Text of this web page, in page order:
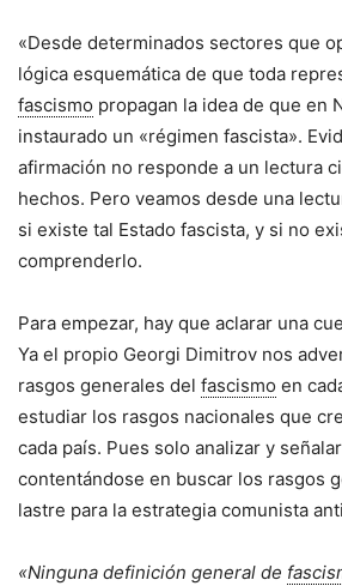
«Desde determinados sectores que
lógica esquemática de que toda
fascismo propagan la idea de que en
instaurado un «régimen fascista».
afirmación no responde a un lectura
hechos. Pero veamos desde una
si existe tal Estado fascista, y si no
comprenderlo.
Para empezar, hay que aclarar una
Ya el propio Georgi Dimitrov nos
rasgos generales del fascismo en
estudiar los rasgos nacionales que
cada país. Pues solo analizar y
contentándose en buscar los rasgos
lastre para la estrategia comunista
«Ninguna definición general de